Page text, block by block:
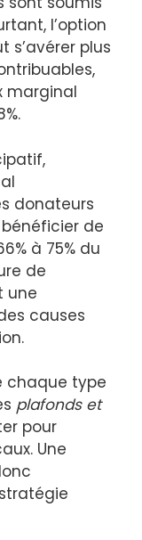
l’option
s’avérer plus
marginal
donateurs
de
à 75% du
de
une
causes
chaque type
plafonds et
pour
Une